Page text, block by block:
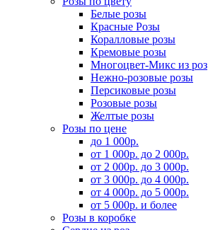
Белые розы
Красные Розы
Коралловые розы
Кремовые розы
Многоцвет-Микс из роз
Нежно-розовые розы
Персиковые розы
Розовые розы
Желтые розы
Розы по цене
до 1 000р.
от 1 000р. до 2 000р.
от 2 000р. до 3 000р.
от 3 000р. до 4 000р.
от 4 000р. до 5 000р.
от 5 000р. и более
Розы в коробке